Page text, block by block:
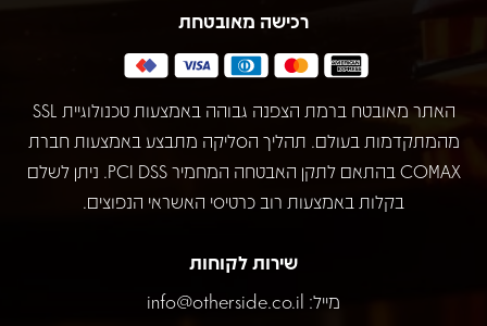
רכישה מאובטחת
האתר מאובטח ברמת הצפנה גבוהה באמצעות טכנולוגיית SSL
מהמתקדמות בעולם. תהליך הסליקה מתבצע באמצעות חברת
COMAX בהתאם לתקן האבטחה המחמיר PCI DSS. ניתן לשלם
בקלות באמצעות רוב כרטיסי האשראי הנפוצים.
שירות לקוחות
מייל: info@otherside.co.il